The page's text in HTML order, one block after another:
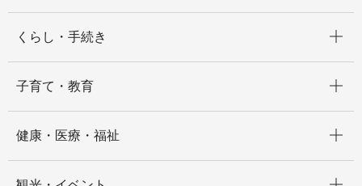
くらし・手続き
子育て・教育
健康・医療・福祉